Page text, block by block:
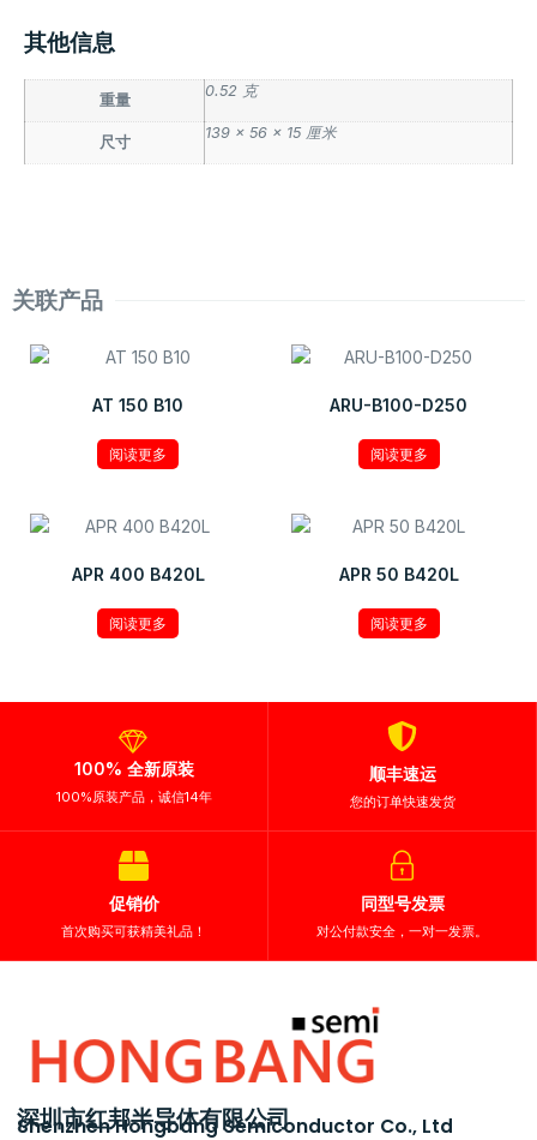
其他信息
重量
0.52 克
尺寸
139 × 56 × 15 厘米
关联产品
AT 150 B10
阅读更多
ARU-B100-D250
阅读更多
APR 400 B420L
阅读更多
APR 50 B420L
阅读更多
100% 全新原装
100%原装产品，诚信14年
顺丰速运
您的订单快速发货
促销价
首次购买可获精美礼品！
同型号发票
对公付款安全，一对一发票。
深圳市红邦半导体有限公司
Shenzhen Hongbang Semiconductor Co., Ltd